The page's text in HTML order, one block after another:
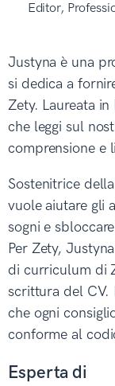
Editor,
Justyna è una
si dedica a
Zety. Laureata
che leggi sul
comprensione e
Sostenitrice
vuole aiutare gli
sogni e
Per Zety,
di curriculum di
scrittura del CV.
che ogni
conforme al
Esperta di